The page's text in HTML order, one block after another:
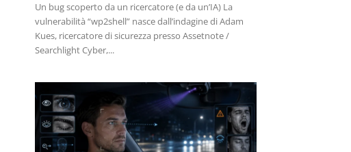
Un bug scoperto da un ricercatore (e da un’IA) La
vulnerabilità “wp2shell” nasce dall’indagine di Adam
Kues, ricercatore di sicurezza presso Assetnote /
Searchlight Cyber,...